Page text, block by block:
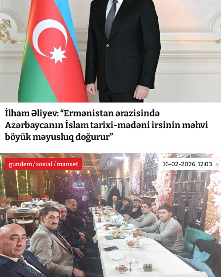
İlham Əliyev: “Ermənistan ərazisində
Azərbaycanın İslam tarixi-mədəni irsinin məhvi
böyük məyusluq doğurur”
gundem / sosial / manset 16-02-2026, 12:03